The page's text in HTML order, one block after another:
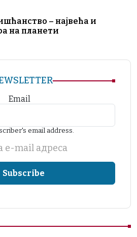
– највећа и
на планети
Email
email address.
е-mail адреса